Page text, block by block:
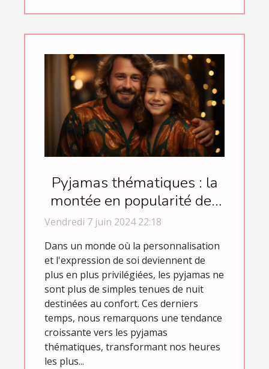
Pyjamas thématiques : la
montée en popularité des
vêtements de nuit festifs
et occasionnels
Vendredi 7 juin 2024 22:18
Dans un monde où la personnalisation
et l'expression de soi deviennent de
plus en plus privilégiées, les pyjamas ne
sont plus de simples tenues de nuit
destinées au confort. Ces derniers
temps, nous remarquons une tendance
croissante vers les pyjamas
thématiques, transformant nos heures
les plus...